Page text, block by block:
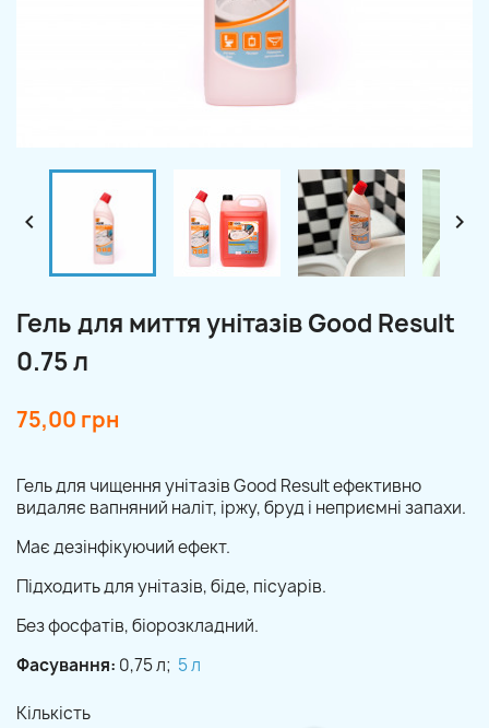
 
Гель для миття унітазів Good Result
0.75 л
75,00 грн
Гель для чищення унітазів Good Result ефективно
видаляє вапняний наліт, іржу, бруд і неприємні запахи.
Має дезінфікуючий ефект.
Підходить для унітазів, біде, пісуарів.
Без фосфатів, біорозкладний.
Фасування: 0,75 л; 5 л
Кількість